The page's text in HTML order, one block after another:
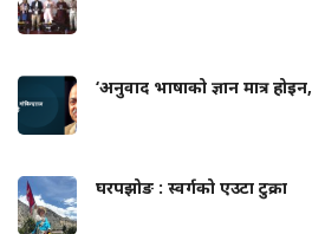
‘अनुवाद भाषाको ज्ञान मात्र
घरपझोङ : स्वर्गको एउटा टुक्रा